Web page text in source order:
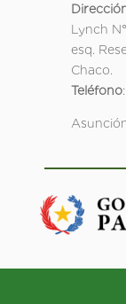
Lynch
esq.
Chaco.
Teléfono